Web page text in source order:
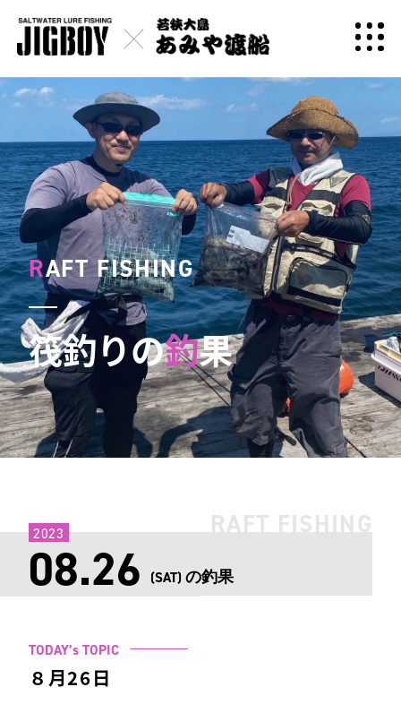
RAFT FISHING
筏釣りの釣果
RAFT FISHING
08.26 (SAT) の釣果
2023
TODAY’s TOPIC
８月26日